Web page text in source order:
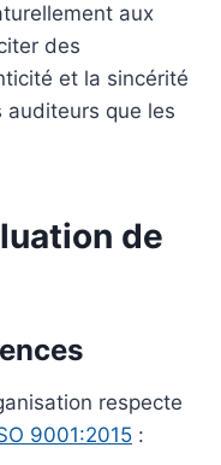
aux
des
et la sincérité
auditeurs que les
de
respecte
9001:2015 :